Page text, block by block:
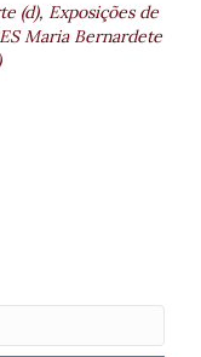
(d), Exposições de
Maria Bernardete